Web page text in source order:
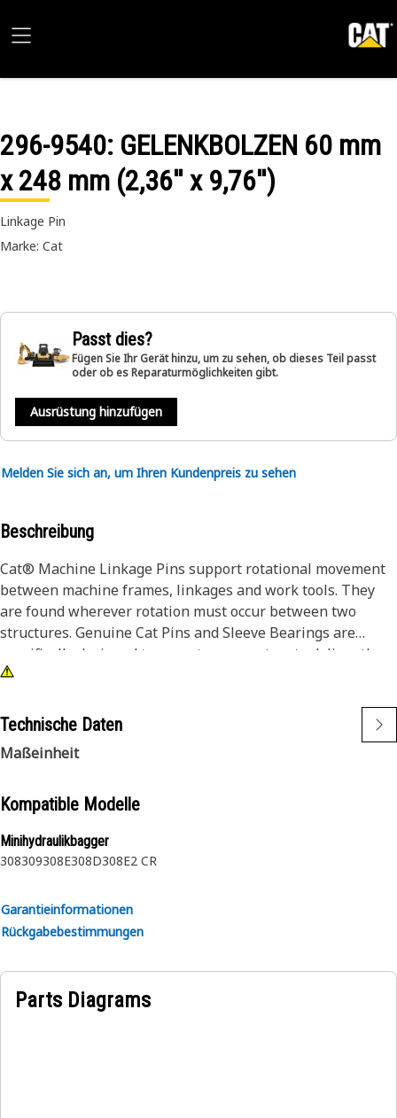
296-9540: GELENKBOLZEN 60 mm
x 248 mm (2,36'' x 9,76'')
Linkage Pin
Marke: Cat
Passt dies?
Fügen Sie Ihr Gerät hinzu, um zu sehen, ob dieses Teil passt
oder ob es Reparaturmöglichkeiten gibt.
Ausrüstung hinzufügen
Melden Sie sich an, um Ihren Kundenpreis zu sehen
Beschreibung
Cat® Machine Linkage Pins support rotational movement
between machine frames, linkages and work tools. They
are found wherever rotation must occur between two
structures. Genuine Cat Pins and Sleeve Bearings are
specifically designed to operate as a system to deliver the
performance you expect. Caterpillar design engineers
treatment, surface treatments and finish to each part to
enable them to work and wear effectively with all the other
neighboring and dependent parts.
Technische Daten
Maßeinheit
Kompatible Modelle
Minihydraulikbagger
308309308E308D308E2 CR
Garantieinformationen
Rückgabebestimmungen
Parts Diagrams